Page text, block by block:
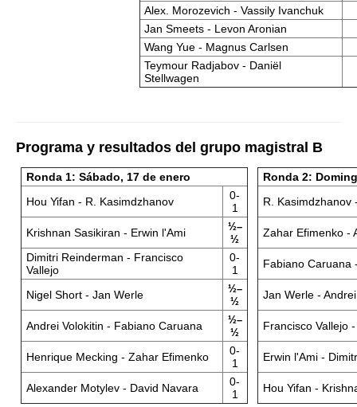
Alex. Morozevich - Vassily Ivanchuk
Jan Smeets - Levon Aronian
Wang Yue - Magnus Carlsen
Teymour Radjabov - Daniël
Stellwagen
Programa y resultados del grupo magistral B
Ronda 1: Sábado, 17 de enero
Hou Yifan - R. Kasimdzhanov
0-
1
Krishnan Sasikiran - Erwin l'Ami
½–
½
Dimitri Reinderman - Francisco
Vallejo
0-
1
Nigel Short - Jan Werle
½–
½
Andrei Volokitin - Fabiano Caruana
½–
½
Henrique Mecking - Zahar Efimenko
0-
1
Alexander Motylev - David Navara
0-
1
Ronda 2:
R. Kasimdzhanov
Zahar Efimenko -
Fabiano Caruana
Jan Werle -
Francisco Vallejo
Erwin l'Ami -
Hou Yifan -